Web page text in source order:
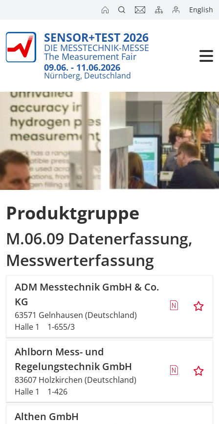
English
SENSOR+TEST 2026
DIE MESSTECHNIK-MESSE
The Measurement Fair
09.06. - 11.06.2026
Nürnberg, Deutschland
Produktgruppe
M.06.09 Datenerfassung,
Messwerterfassung
ADM Messtechnik GmbH & Co.
KG
63571 Gelnhausen (Deutschland)
Halle 1
1-655/3
Ahlborn Mess- und
Regelungstechnik GmbH
83607 Holzkirchen (Deutschland)
Halle 1
1-426
Althen GmbH